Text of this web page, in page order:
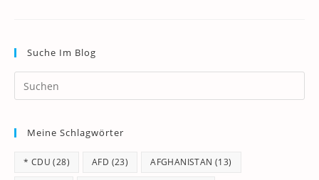
Suche Im Blog
Meine Schlagwörter
* CDU (28) AFD (23) AFGHANISTAN (13)